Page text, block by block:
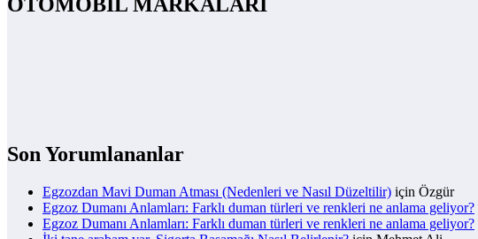
Son Yorumlananlar
Egzozdan Mavi Duman Atması (Nedenleri ve Nasıl Düzeltilir) için Özgür
Egzoz Dumanı Anlamları: Farklı duman türleri ve renkleri ne anlama geliyor?
Egzoz Dumanı Anlamları: Farklı duman türleri ve renkleri ne anlama geliyor?